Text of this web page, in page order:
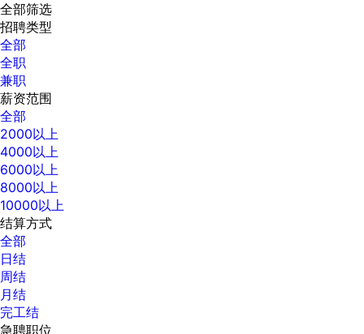
全部筛选
招聘类型
全部
全职
兼职
薪资范围
全部
2000以上
4000以上
6000以上
8000以上
10000以上
结算方式
全部
日结
周结
月结
完工结
急聘职位